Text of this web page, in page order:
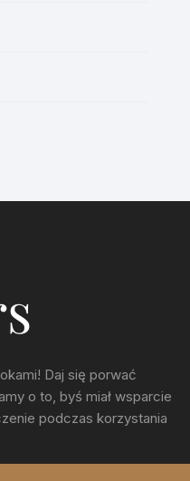
Daj się porwać
o to, byś miał wsparcie
podczas korzystania